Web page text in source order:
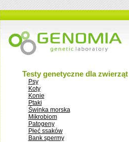
Testy genetyczne dla zwierząt
Psy
Koty
Konie
Ptaki
Świnka morska
Mikrobiom
Patogeny
Płeć ssaków
Bank spermy